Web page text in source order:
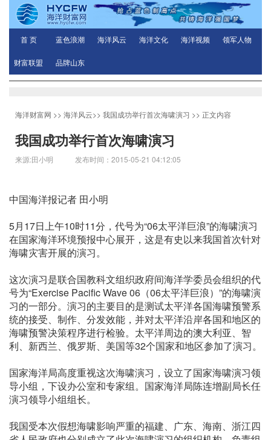
首 页 蓝色浪潮 海洋风云 海洋文化 海洋视频 领军人物
财富联盟 品牌山东
海洋财富网 >> 海洋风云>> 我国成功举行首次海啸演习 >> 正文内容
我国成功举行首次海啸演习
来源:田小明 发布时间：2015-05-21 04:12:05
中国海洋报记者 田小明
5月17日上午10时11分，代号为“06太平洋巨浪”的海啸演习
在国家海洋环境预报中心展开，这是有史以来我国首次针对
海啸灾害开展的演习。
这次演习是联合国教科文组织政府间海洋学委员会组织的代
号为“Exercise Pacific Wave 06（06太平洋巨浪）”的海啸演
习的一部分。演习的主要目的是测试太平洋各国海啸预警系
统的接受、制作、分发效能，并对太平洋沿岸各国和地区的
海啸预警决策程序进行检验。太平洋周边的澳大利亚、智
利、新西兰、俄罗斯、美国等32个国家和地区参加了演习。
国家海洋局高度重视这次海啸演习，设立了国家海啸演习领
导小组，下设办公室和专家组。国家海洋局陈连增副局长任
演习领导小组组长。
我国受本次假想海啸影响严重的福建、广东、海南、浙江四